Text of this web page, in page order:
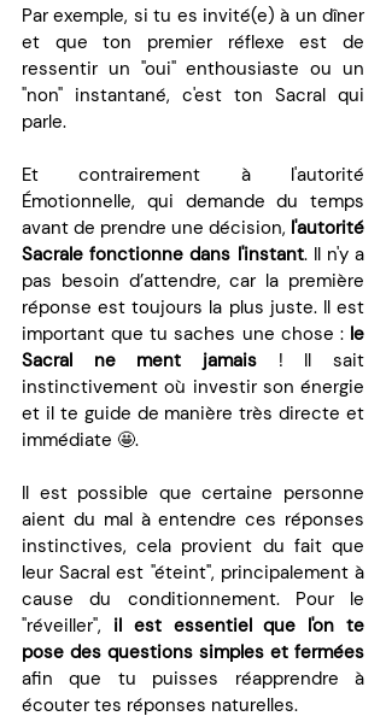
Par exemple, si tu es invité(e) à un dîner
et que ton premier réflexe est de
ressentir un "oui" enthousiaste ou un
"non" instantané, c'est ton Sacral qui
parle.
Et contrairement à l'autorité
Émotionnelle, qui demande du temps
avant de prendre une décision, l'autorité
Sacrale fonctionne dans l'instant. Il n'y a
pas besoin d’attendre, car la première
réponse est toujours la plus juste. Il est
important que tu saches une chose : le
Sacral ne ment jamais ! Il sait
instinctivement où investir son énergie
et il te guide de manière très directe et
immédiate 🤩.
Il est possible que certaine personne
aient du mal à entendre ces réponses
instinctives, cela provient du fait que
leur Sacral est "éteint", principalement à
cause du conditionnement. Pour le
"réveiller", il est essentiel que l'on te
pose des questions simples et fermées
afin que tu puisses réapprendre à
écouter tes réponses naturelles.